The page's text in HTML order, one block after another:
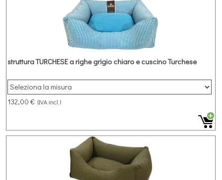
struttura TURCHESE a righe grigio chiaro e cuscino Turchese
132,00 € (IVA incl.)